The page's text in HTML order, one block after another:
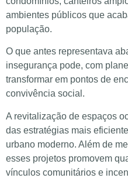
ambientes públicos que
população.
O que antes representava
insegurança pode, com
transformar em pontos de
convivência social.
A revitalização de espaços
das estratégias mais
urbano moderno. Além de
esses projetos promovem
vínculos comunitários e